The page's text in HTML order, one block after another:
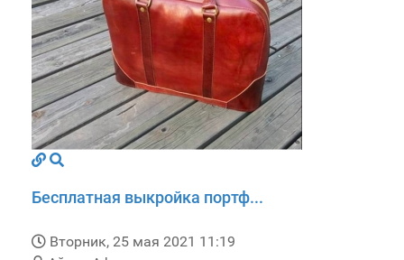
Бесплатная выкройка портф...
Вторник, 25 мая 2021 11:19